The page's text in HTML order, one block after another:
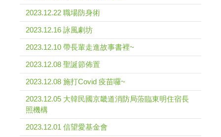
2023.12.22 職場防身術
2023.12.16 詠風劇坊
2023.12.10 帶長輩走進故事書裡~
2023.12.08 聖誕節佈置
2023.12.08 施打Covid 疫苗囉~
2023.12.05 大韓民國京畿道消防局蒞臨東明住宿長
照機構
2023.12.01 信望愛基金會